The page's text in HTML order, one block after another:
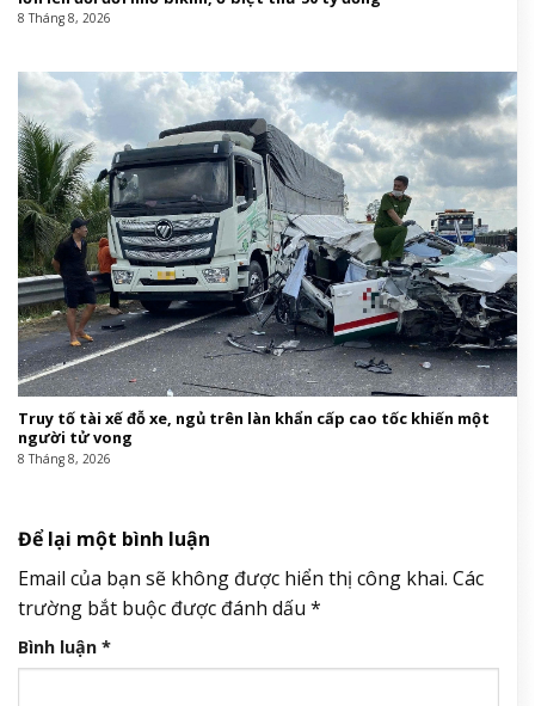
8 Tháng 8, 2026
Truy tố tài xế đỗ xe, ngủ trên làn khẩn cấp cao tốc khiến một
người tử vong
8 Tháng 8, 2026
Để lại một bình luận
Email của bạn sẽ không được hiển thị công khai. Các
trường bắt buộc được đánh dấu *
Bình luận *